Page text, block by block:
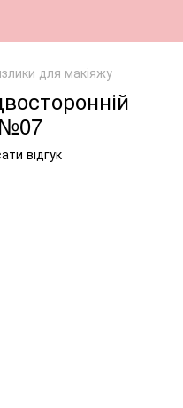
для макіяжу
відгук